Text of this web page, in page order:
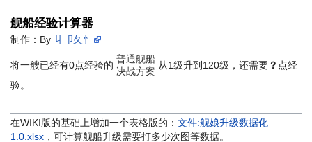
舰船经验计算器
制作：By 丩卩夂忄
将一艘已经有0点经验的
普通舰船
决战方案
从1级升到120级，还需要？ 点经
验。
在WIKI版的基础上增加一个表格版的： 文件:舰娘升级数据化
1.0.xlsx ，可计算舰船升级需要打多少次图等数据。